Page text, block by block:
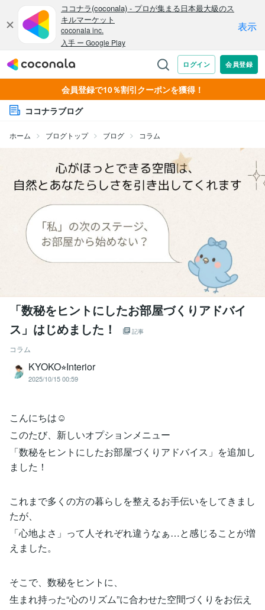
会員登録で10％割引クーポンを獲得！
ココナラブログ
ホーム ブログトップ ブログ コラム
「数秘をヒントにしたお部屋づくりアドバイ
ス」はじめました！
記事
コラム
KYOKO⭐︎Interior
2025/10/15 00:59
こんにちは☺
このたび、新しいオプションメニュー
「数秘をヒントにしたお部屋づくりアドバイス」を追加し
ました！
これまで多くの方の暮らしを整えるお手伝いをしてきまし
たが、
「心地よさ」って人それぞれ違うなぁ…と感じることが増
えました。
そこで、数秘をヒントに、
生まれ持った“心のリズム”に合わせた空間づくりをお伝え